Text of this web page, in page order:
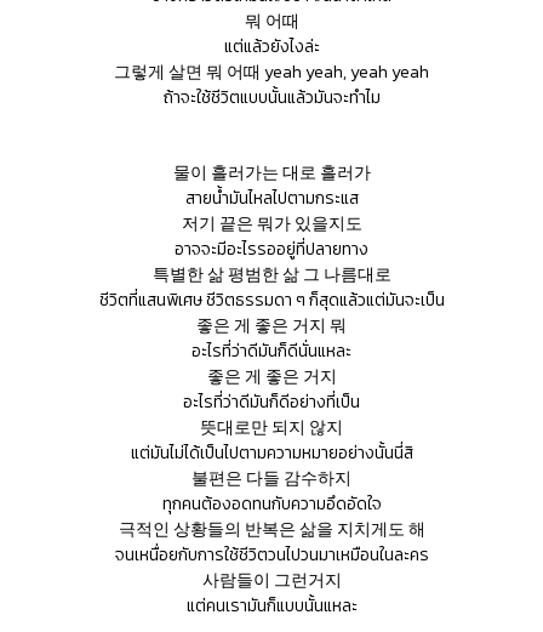
뭐 어때
แต่แล้วยังไงล่ะ
그렇게 살면 뭐 어때 yeah yeah, yeah yeah
ถ้าจะใช้ชีวิตแบบนั้นแล้วมันจะทำไม
물이 흘러가는 대로 흘러가
สายน้ำมันไหลไปตามกระแส
저기 끝은 뭐가 있을지도
อาจจะมีอะไรรออยู่ที่ปลายทาง
특별한 삶 평범한 삶 그 나름대로
ชีวิตที่แสนพิเศษ ชีวิตธรรมดา ๆ ก็สุดแล้วแต่มันจะเป็น
좋은 게 좋은 거지 뭐
อะไรที่ว่าดีมันก็ดีนั่นแหละ
좋은 게 좋은 거지
อะไรที่ว่าดีมันก็ดีอย่างที่เป็น
뜻대로만 되지 않지
แต่มันไม่ได้เป็นไปตามความหมายอย่างนั้นนี่สิ
불편은 다들 감수하지
ทุกคนต้องอดทนกับความอึดอัดใจ
극적인 상황들의 반복은 삶을 지치게도 해
จนเหนื่อยกับการใช้ชีวิตวนไปวนมาเหมือนในละคร
사람들이 그런거지
แต่คนเรามันก็แบบนั้นแหละ